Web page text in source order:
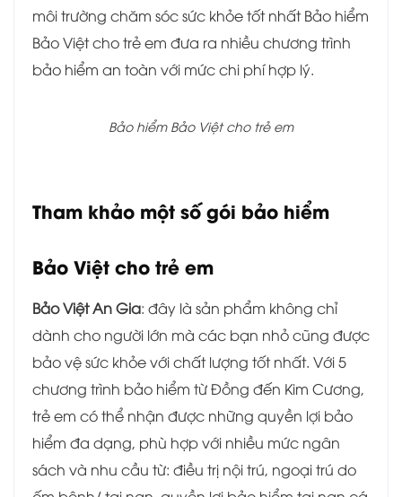
môi trường chăm sóc sức khỏe tốt nhất Bảo hiểm
Bảo Việt cho trẻ em đưa ra nhiều chương trình
bảo hiểm an toàn với mức chi phí hợp lý.
Bảo hiểm Bảo Việt cho trẻ em
Tham khảo một số gói bảo hiểm
Bảo Việt cho trẻ em
Bảo Việt An Gia: đây là sản phẩm không chỉ
dành cho người lớn mà các bạn nhỏ cũng được
bảo vệ sức khỏe với chất lượng tốt nhất. Với 5
chương trình bảo hiểm từ Đồng đến Kim Cương,
trẻ em có thể nhận được những quyền lợi bảo
hiểm đa dạng, phù hợp với nhiều mức ngân
sách và nhu cầu từ: điều trị nội trú, ngoại trú do